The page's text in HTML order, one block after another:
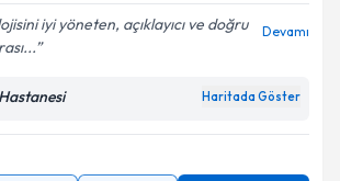
iyi yöneten, açıklayıcı ve doğru
Devamı
Haritada Göster